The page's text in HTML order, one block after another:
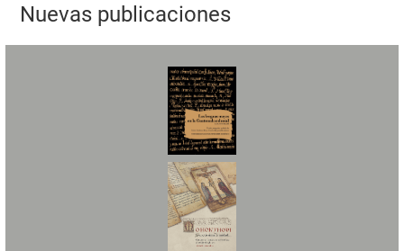
Nuevas publicaciones